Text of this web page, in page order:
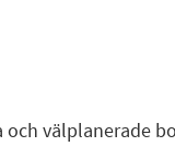
välplanerade